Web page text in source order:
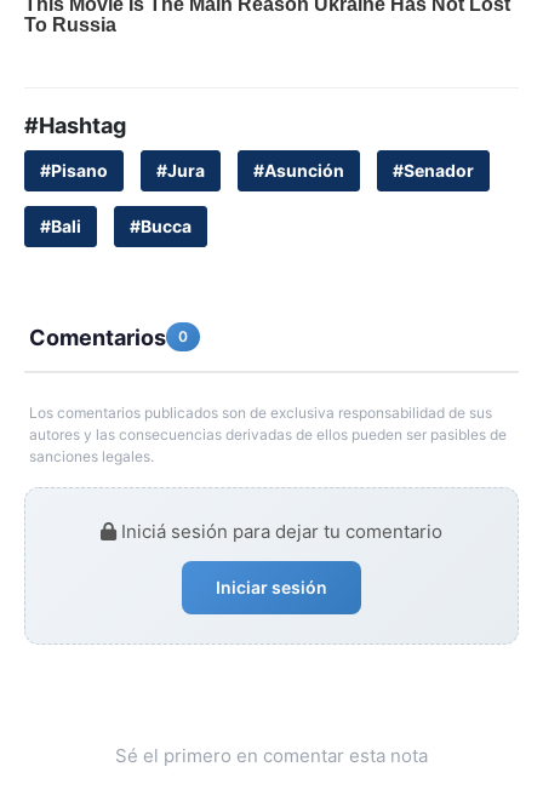
#Hashtag
#Pisano #Jura #Asunción #Senador
#Bali #Bucca
Comentarios 0
Los comentarios publicados son de exclusiva responsabilidad de sus
autores y las consecuencias derivadas de ellos pueden ser pasibles de
sanciones legales.
Iniciá sesión para dejar tu comentario
Iniciar sesión
Sé el primero en comentar esta nota